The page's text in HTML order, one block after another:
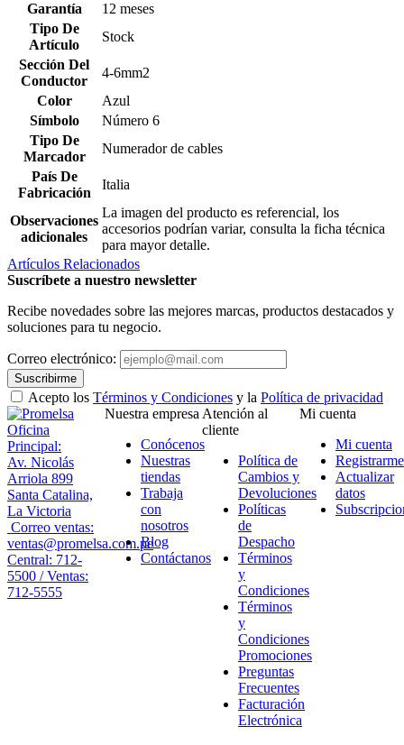
Garantía
12 meses
Tipo De
Artículo
Stock
Sección Del
Conductor
4-6mm2
Color
Azul
Símbolo
Número 6
Tipo De
Marcador
Numerador de cables
País De
Fabricación
Italia
Observaciones
adicionales
La imagen del producto es referencial, los
accesorios podrían variar, consulta la ficha técnica
para mayor detalle.
Artículos Relacionados
Suscríbete a nuestro newsletter
Recibe novedades sobre las mejores marcas, productos destacados y
soluciones para tu negocio.
Correo electrónico:
Suscribirme
Acepto los Términos y Condiciones y la Política de privacidad
Oficina
Principal:
Av. Nicolás
Arriola 899
Santa Catalina,
La Victoria
Correo ventas:
ventas@promelsa.com.pe
Central: 712-
5500 / Ventas:
712-5555
Nuestra empresa
Conócenos
Nuestras
tiendas
Trabaja
con
nosotros
Blog
Contáctanos
Atención al
cliente
Política de
Cambios y
Devoluciones
Políticas
de
Despacho
Términos
y
Condiciones
Términos
y
Condiciones
Promociones
Preguntas
Frecuentes
Facturación
Electrónica
Mi cuenta
Mi cuenta
Registrarme
Actualizar
datos